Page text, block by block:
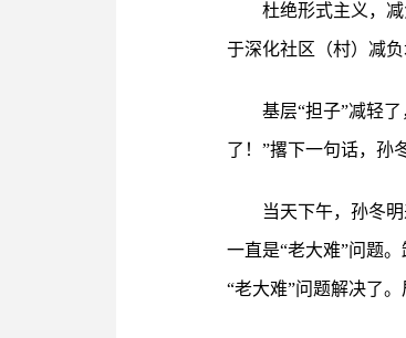
杜绝形式主义，
于深化社区（村）减
基层“担子”减轻
了！”撂下一句话，孙
当天下午，孙冬
一直是“老大难”问题
“老大难”问题解决了